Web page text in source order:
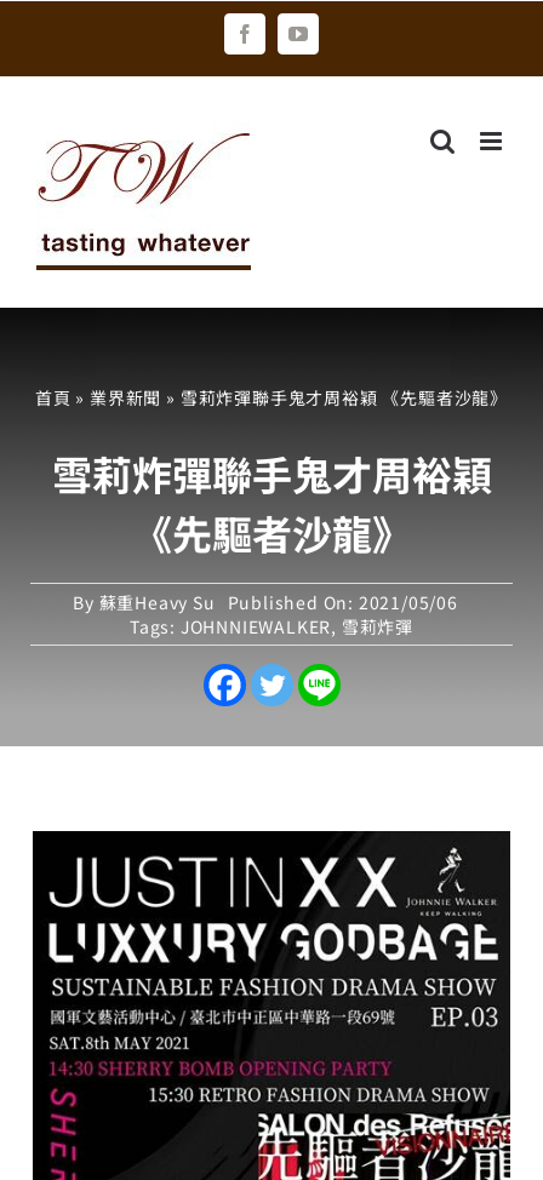
FacebookYouTube
首頁 » 業界新聞 » 雪莉炸彈聯手鬼才周裕穎 《先驅者沙龍》
雪莉炸彈聯手鬼才周裕穎
《先驅者沙龍》
By 蘇重Heavy Su
Published On: 2021/05/06
Tags: JOHNNIEWALKER, 雪莉炸彈